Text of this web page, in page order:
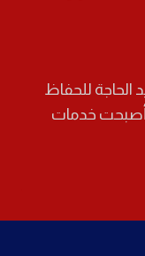
الحاجة للحفاظ
أصبحت خدمات